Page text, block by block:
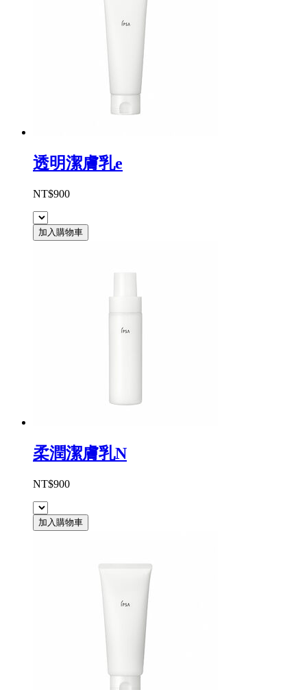
透明潔膚乳e
NT$900
加入購物車
柔潤潔膚乳N
NT$900
加入購物車